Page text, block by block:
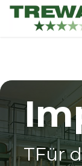
Zum Inhalt
TFür